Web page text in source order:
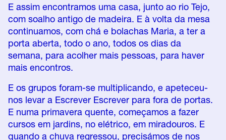
E assim encontramos uma casa, junto ao rio Tejo,
com soalho antigo de madeira. E à volta da mesa
continuamos, com chá e bolachas Maria, a ter a
porta aberta, todo o ano, todos os dias da
semana, para acolher mais pessoas, para haver
mais encontros.
E os grupos foram-se multiplicando, e apeteceu-
nos levar a Escrever Escrever para fora de portas.
E numa primavera quente, começamos a fazer
cursos em jardins, no elétrico, em miradouros. E
quando a chuva regressou, precisámos de nos